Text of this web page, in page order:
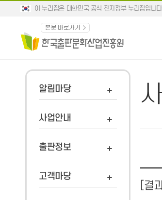
이 누리집은 대한민국 공식 전자정부 누리집입니
본문 바로가기
알림마당
사업안내
출판정보
고객마당
[결